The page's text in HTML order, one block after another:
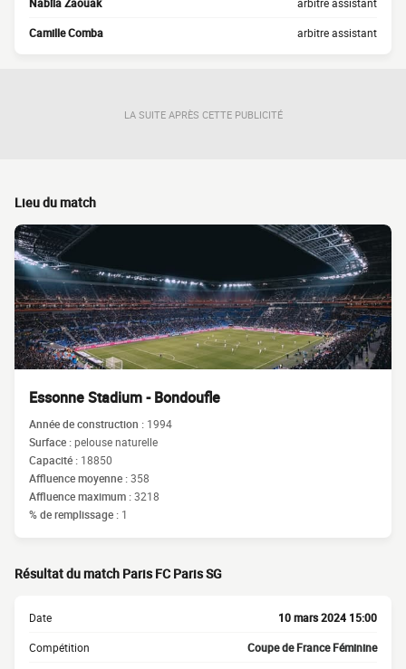
Camille Comba arbitre assistant
LA SUITE APRÈS CETTE PUBLICITÉ
Lieu du match
Essonne Stadium - Bondoufle
Année de construction : 1994
Surface :pelouse naturelle
Capacité : 18850
Affluence moyenne :358
Affluence maximum :3218
% de remplissage : 1
Résultat du match Paris FC Paris SG
Date 10 mars 2024 15:00
Compétition Coupe de France Féminine